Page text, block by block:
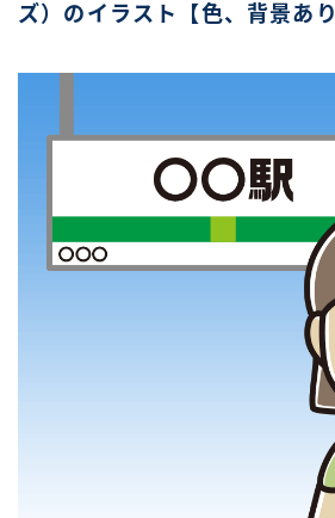
お問い合わせ
ズ）のイラスト【色、背景あ